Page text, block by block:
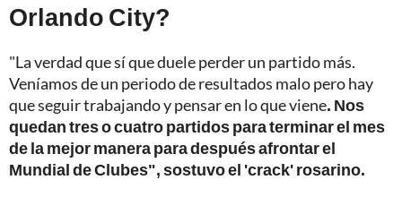
Orlando City?
"La verdad que sí que duele perder un partido más.
Veníamos de un periodo de resultados malo pero hay
que seguir trabajando y pensar en lo que viene. Nos
quedan tres o cuatro partidos para terminar el mes
de la mejor manera para después afrontar el
Mundial de Clubes", sostuvo el 'crack' rosarino.